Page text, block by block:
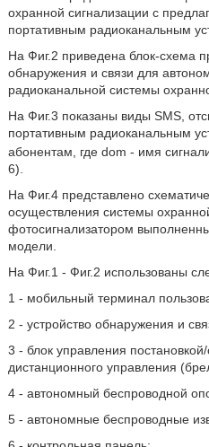
охранной сигнализации с
портативным радиоканальным
На Фиг.2 приведена блок-схема
обнаружения и связи для
радиоканальной системы
На Фиг.3 показаны виды SMS,
портативным радиоканальным
абонентам, где dom - имя
6).
На Фиг.4 представлено
осуществления системы
фотосигнализатором
модели.
На Фиг.1 - Фиг.2 использованы
1 - мобильный терминал
2 - устройство обнаружения и
3 - блок управления
дистанционного управления
4 - автономный беспроводной
5 - автономные беспроводные